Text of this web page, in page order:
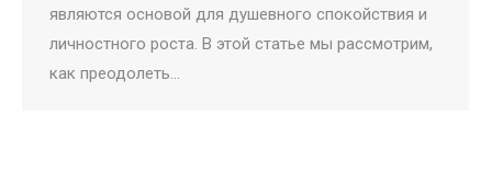
являются основой для душевного спокойствия и
личностного роста. В этой статье мы рассмотрим,
как преодолеть…